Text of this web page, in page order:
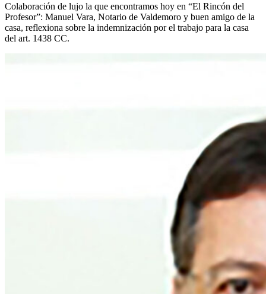
Colaboración de lujo la que encontramos hoy en “El Rincón del
Profesor”: Manuel Vara, Notario de Valdemoro y buen amigo de la
casa, reflexiona sobre la indemnización por el trabajo para la casa
del art. 1438 CC.